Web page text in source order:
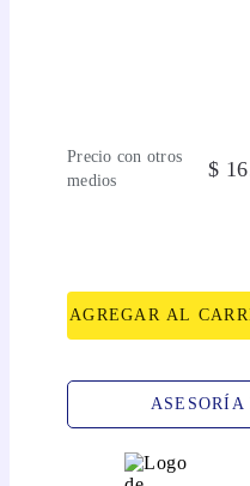
Precio con otros
medios
$ 16
AGREGAR AL